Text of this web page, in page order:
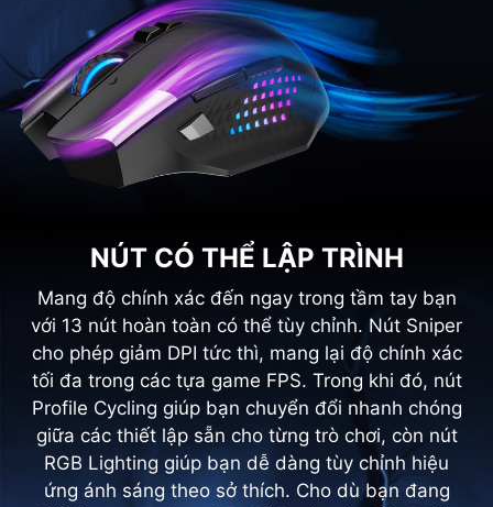
NÚT CÓ THỂ LẬP TRÌNH
Mang độ chính xác đến ngay trong tầm tay bạn
với 13 nút hoàn toàn có thể tùy chỉnh. Nút Sniper
cho phép giảm DPI tức thì, mang lại độ chính xác
tối đa trong các tựa game FPS. Trong khi đó, nút
Profile Cycling giúp bạn chuyển đổi nhanh chóng
giữa các thiết lập sẵn cho từng trò chơi, còn nút
RGB Lighting giúp bạn dễ dàng tùy chỉnh hiệu
ứng ánh sáng theo sở thích. Cho dù bạn đang